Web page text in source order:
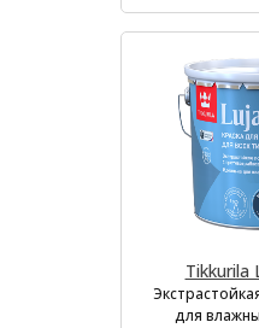
Tikkurila
для